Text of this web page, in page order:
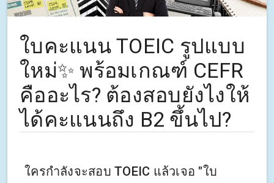
ใบคะแนน TOEIC รูปแบบ
ใหม่✨ พร้อมเกณฑ์ CEFR
คืออะไร? ต้องสอบยังไงให้
ได้คะแนนถึง B2 ขึ้นไป?
ใครกำลังจะสอบ TOEIC แล้วเจอ "ใบ